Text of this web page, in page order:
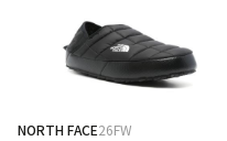
NORTH FACE26FW